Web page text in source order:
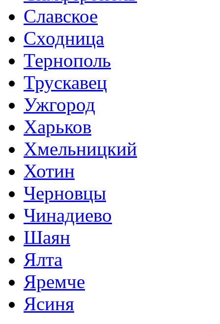
Славское
Сходница
Тернополь
Трускавец
Ужгород
Харьков
Хмельницкий
Хотин
Черновцы
Чинадиево
Шаян
Ялта
Яремче
Ясиня